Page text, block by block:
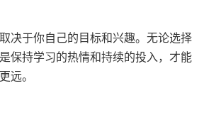
决于你自己的目标和兴趣。无论选择
保持学习的热情和持续的投入，才能
远。